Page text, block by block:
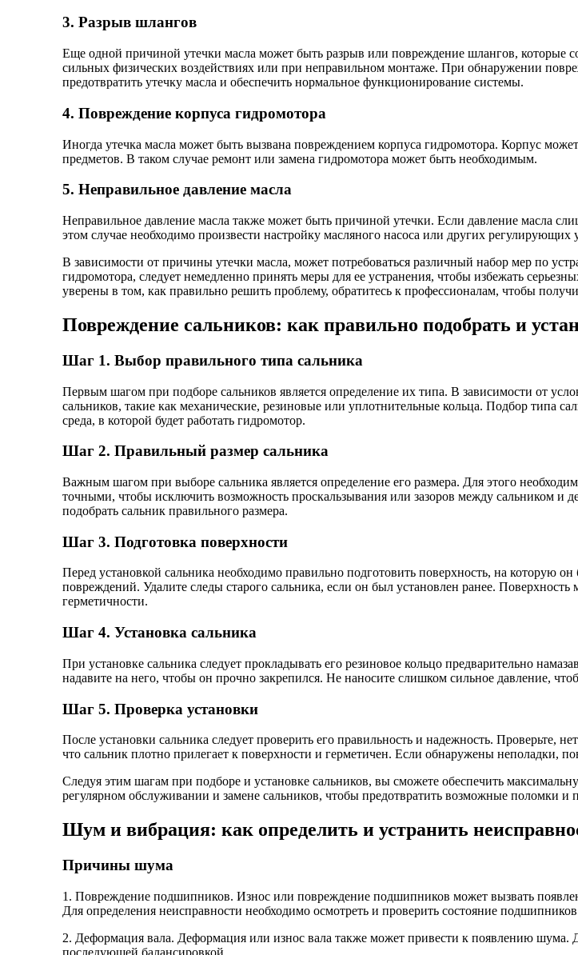
3. Разрыв шлангов
Еще одной причиной утечки масла может быть разрыв или повреждение шлангов, которые
сильных физических воздействиях или при неправильном монтаже. При обнаружении
предотвратить утечку масла и обеспечить нормальное функционирование системы.
4. Повреждение корпуса гидромотора
Иногда утечка масла может быть вызвана повреждением корпуса гидромотора. Корпус
предметов. В таком случае ремонт или замена гидромотора может быть необходимым.
5. Неправильное давление масла
Неправильное давление масла также может быть причиной утечки. Если давление масла
этом случае необходимо произвести настройку масляного насоса или других регулирующих
В зависимости от причины утечки масла, может потребоваться различный набор мер по
гидромотора, следует немедленно принять меры для ее устранения, чтобы избежать
уверены в том, как правильно решить проблему, обратитесь к профессионалам, чтобы
Повреждение сальников: как правильно подобрать и
Шаг 1. Выбор правильного типа сальника
Первым шагом при подборе сальников является определение их типа. В зависимости от
сальников, такие как механические, резиновые или уплотнительные кольца. Подбор типа
среда, в которой будет работать гидромотор.
Шаг 2. Правильный размер сальника
Важным шагом при выборе сальника является определение его размера. Для этого
точными, чтобы исключить возможность проскальзывания или зазоров между сальником и
подобрать сальник правильного размера.
Шаг 3. Подготовка поверхности
Перед установкой сальника необходимо правильно подготовить поверхность, на которую
повреждений. Удалите следы старого сальника, если он был установлен ранее.
герметичности.
Шаг 4. Установка сальника
При установке сальника следует прокладывать его резиновое кольцо предварительно
надавите на него, чтобы он прочно закрепился. Не наносите слишком сильное давление,
Шаг 5. Проверка установки
После установки сальника следует проверить его правильность и надежность. Проверьте,
что сальник плотно прилегает к поверхности и герметичен. Если обнаружены неполадки,
Следуя этим шагам при подборе и установке сальников, вы сможете обеспечить
регулярном обслуживании и замене сальников, чтобы предотвратить возможные поломки и
Шум и вибрация: как определить и устранить
Причины шума
1. Повреждение подшипников. Износ или повреждение подшипников может вызвать
Для определения неисправности необходимо осмотреть и проверить состояние
2. Деформация вала. Деформация или износ вала также может привести к появлению шума.
последующей балансировкой.